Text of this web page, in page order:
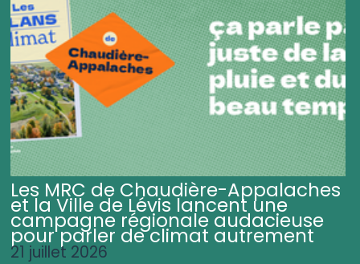
Les MRC de Chaudière-Appalaches
et la Ville de Lévis lancent une
campagne régionale audacieuse
pour parler de climat autrement
21 juillet 2026